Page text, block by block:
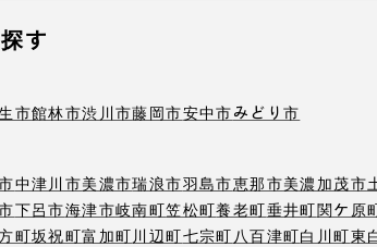
す
市館林市渋川市藤岡市安中市みどり市
中津川市美濃市瑞浪市羽島市恵那市美濃加茂市
下呂市海津市岐南町笠松町養老町垂井町関ケ原
町坂祝町富加町川辺町七宗町 八百津町白川町東